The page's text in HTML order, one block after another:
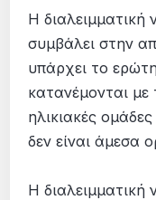
Η διαλειμματική
συμβάλει στην
υπάρχει το
κατανέμονται με
ηλικιακές
δεν είναι άμεσα
Η διαλειμματική